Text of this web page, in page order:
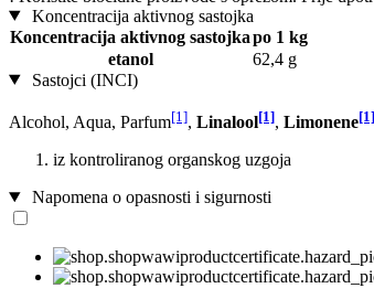
Koncentracija aktivnog sastojka
Koncentracija aktivnog sastojkapo 1 kg
etanol
62,4 g
Sastojci (INCI)
Alcohol, Aqua, Parfum[1], Linalool[1], Limonene[1]
iz kontroliranog organskog uzgoja
Napomena o opasnosti i sigurnosti